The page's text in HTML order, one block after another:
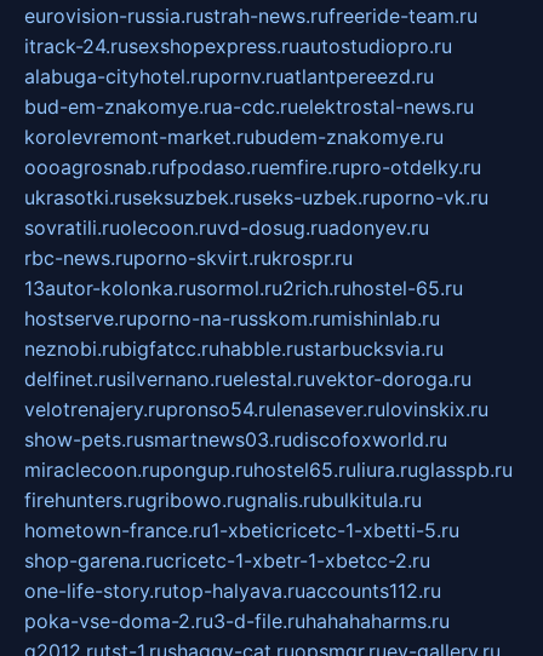
eurovision-russia.rustrah-news.rufreeride-team.ru
itrack-24.rusexshopexpress.ruautostudiopro.ru
alabuga-cityhotel.rupornv.ruatlantpereezd.ru
bud-em-znakomye.rua-cdc.ruelektrostal-news.ru
korolevremont-market.rubudem-znakomye.ru
oooagrosnab.rufpodaso.ruemfire.rupro-otdelky.ru
ukrasotki.ruseksuzbek.ruseks-uzbek.ruporno-vk.ru
sovratili.ruolecoon.ruvd-dosug.ruadonyev.ru
rbc-news.ruporno-skvirt.rukrospr.ru
13autor-kolonka.rusormol.ru2rich.ruhostel-65.ru
hostserve.ruporno-na-russkom.rumishinlab.ru
neznobi.rubigfatcc.ruhabble.rustarbucksvia.ru
delfinet.rusilvernano.ruelestal.ruvektor-doroga.ru
velotrenajery.rupronso54.rulenasever.rulovinskix.ru
show-pets.rusmartnews03.rudiscofoxworld.ru
miraclecoon.rupongup.ruhostel65.ruliura.ruglasspb.ru
firehunters.rugribowo.rugnalis.rubulkitula.ru
hometown-france.ru1-xbeticricetc-1-xbetti-5.ru
shop-garena.rucricetc-1-xbetr-1-xbetcc-2.ru
one-life-story.rutop-halyava.ruaccounts112.ru
poka-vse-doma-2.ru3-d-file.ruhahahaharms.ru